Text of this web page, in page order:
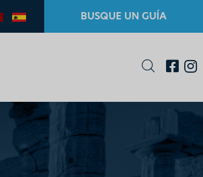
BUSQUE UN GUÍA